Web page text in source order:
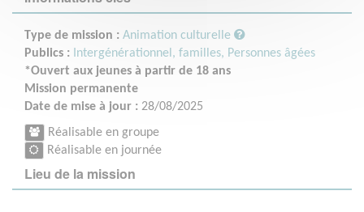
Type de mission : Animation culturelle
Publics : Intergénérationnel, familles, Personnes âgées
*Ouvert aux jeunes à partir de 18 ans
Mission permanente
Date de mise à jour : 28/08/2025
Réalisable en groupe
Réalisable en journée
Lieu de la mission